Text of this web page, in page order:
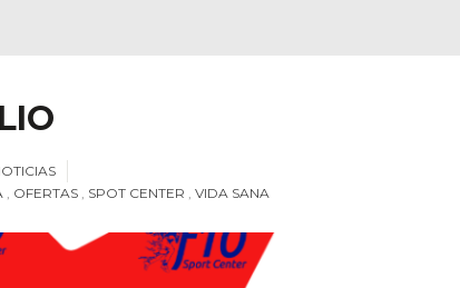
, OFERTAS , SPOT CENTER , VIDA SANA